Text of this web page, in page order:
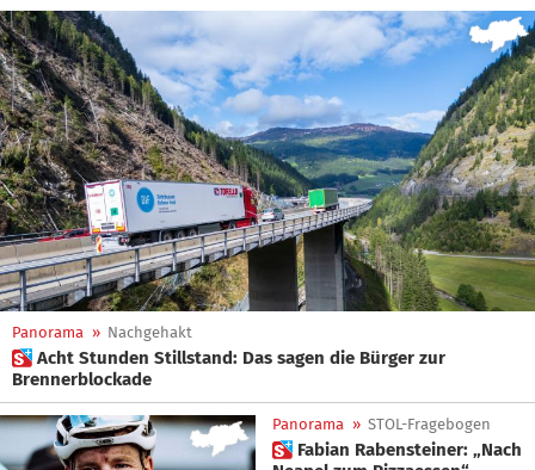
Panorama » Nachgehakt
 Acht Stunden Stillstand: Das sagen die Bürger zur
Brennerblockade
Panorama » STOL-Fragebogen
 Fabian Rabensteiner: „Nach